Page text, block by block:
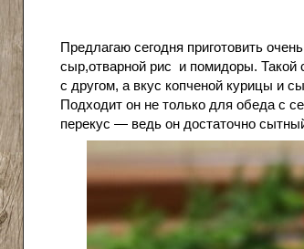
Предлагаю сегодня приготовить
сыр,отварной рис и помидоры. Такой
с другом, а вкус копченой курицы и
Подходит он не только для обеда с
перекус — ведь он достаточно